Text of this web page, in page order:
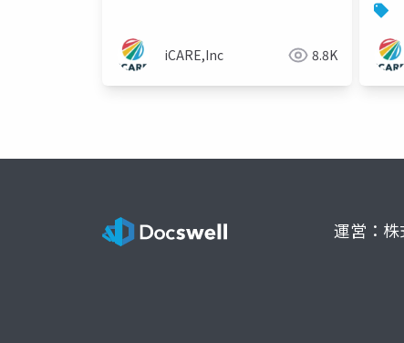
iCARE,Inc 8.8K
運営：